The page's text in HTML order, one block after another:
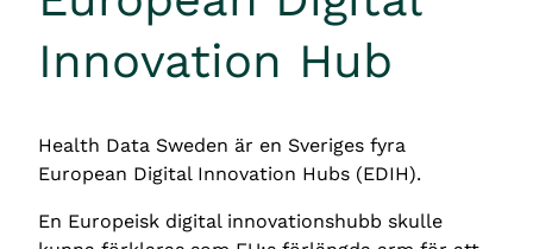
Innovation Hub
Health Data Sweden är en Sveriges fyra
European Digital Innovation Hubs (EDIH).
En Europeisk digital innovationshubb skulle